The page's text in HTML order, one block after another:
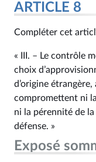
ARTICLE 8
Compléter cet
« III. – Le contrôle
choix
d’origine étrangère,
compromettent ni
ni la pérennité de
défense. »
Exposé